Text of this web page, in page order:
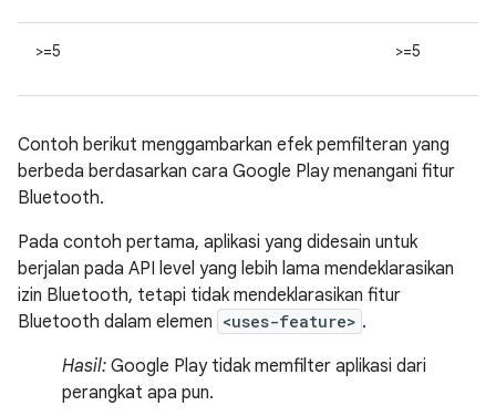
>=5 >=5
Contoh berikut menggambarkan efek pemfilteran yang
berbeda berdasarkan cara Google Play menangani fitur
Bluetooth.
Pada contoh pertama, aplikasi yang didesain untuk
berjalan pada API level yang lebih lama mendeklarasikan
izin Bluetooth, tetapi tidak mendeklarasikan fitur
Bluetooth dalam elemen <uses-feature> .
Hasil: Google Play tidak memfilter aplikasi dari
perangkat apa pun.